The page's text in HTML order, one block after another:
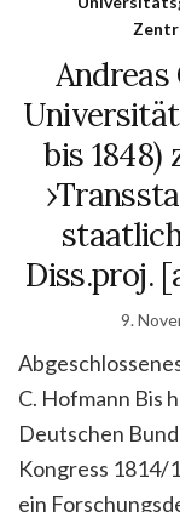
Andreas
bis 1848)
Diss.proj.
9.
C. Hofmann Bis
Deutschen
Kongress 1814/
ein